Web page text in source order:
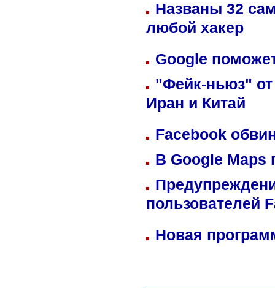
Названы 32
любой хакер
Google
"Фейк-ньюз" от
Иран и Китай
Facebook
В Google Maps
пользователей
Новая